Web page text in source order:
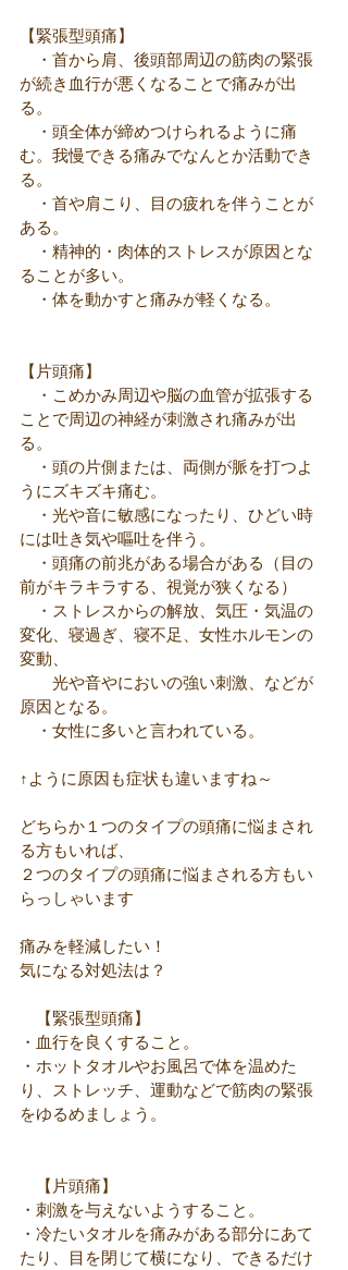
【緊張型頭痛】
・首から肩、後頭部周辺の筋肉の緊張
が続き血行が悪くなることで痛みが出
る。
・頭全体が締めつけられるように痛
む。我慢できる痛みでなんとか活動でき
る。
・首や肩こり、目の疲れを伴うことが
ある。
・精神的・肉体的ストレスが原因とな
ることが多い。
・体を動かすと痛みが軽くなる。
【片頭痛】
・こめかみ周辺や脳の血管が拡張する
ことで周辺の神経が刺激され痛みが出
る。
・頭の片側または、両側が脈を打つよ
うにズキズキ痛む。
・光や音に敏感になったり、ひどい時
には吐き気や嘔吐を伴う。
・頭痛の前兆がある場合がある（目の
前がキラキラする、視覚が狭くなる）
・ストレスからの解放、気圧・気温の
変化、寝過ぎ、寝不足、女性ホルモンの
変動、
光や音やにおいの強い刺激、などが
原因となる。
・女性に多いと言われている。
↑ように原因も症状も違いますね～
どちらか１つのタイプの頭痛に悩まされ
る方もいれば、
２つのタイプの頭痛に悩まされる方もい
らっしゃいます
痛みを軽減したい！
気になる対処法は？
【緊張型頭痛】
・血行を良くすること。
・ホットタオルやお風呂で体を温めた
り、ストレッチ、運動などで筋肉の緊張
をゆるめましょう。
【片頭痛】
・刺激を与えないようすること。
・冷たいタオルを痛みがある部分にあて
たり、目を閉じて横になり、できるだけ